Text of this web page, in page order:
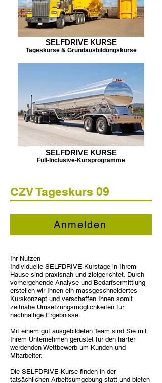
SELFDRIVE KURSE
Tageskurse & Grundausbildungskurse
SELFDRIVE KURSE
Full-Inclusive-Kursprogramme
CZV Tageskurs 09
Anmelden
Ihr Nutzen
Individuelle SELFDRIVE-Kurstage in Ihrem
Hause sind praxisnah und zielgerichtet. Durch
vorhergehende Analyse und Bedarfsermittlung
erstellen wir Ihnen ein massgeschneidertes
Kurskonzept und verschaffen Ihnen somit
zeitnahe Umsetzungsmöglichkeiten für
nachhaltige Ergebnisse.
Mit einem gut ausgebildeten Team sind Sie mit
Ihrem Unternehmen gerüstet für den härter
werdenden Wettbewerb um Kunden und
Mitarbeiter.
Die SELFDRIVE-Kurse finden in der
tatsächlichen Arbeitsumgebung statt und bieten